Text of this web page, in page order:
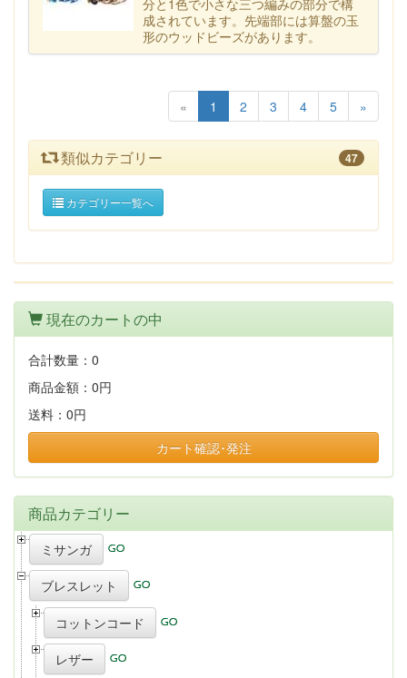
分と1色で小さな三つ編みの部分で構
成されています。先端部には算盤の玉
形のウッドビーズがあります。
« 1 2 3 4 5 »
類似カテゴリー 47
カテゴリー一覧へ
現在のカートの中
合計数量： 0
商品金額： 0円
送料： 0円
カート確認･発注
商品カテゴリー
ミサンガ
ブレスレット
コットンコード
レザー